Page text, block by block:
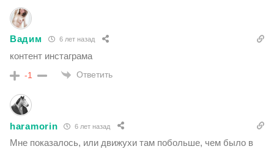
Вадим 6 лет назад
контент инстаграма
-1 Ответить
haramorin 6 лет назад
Мне показалось, или движухи там побольше, чем было в